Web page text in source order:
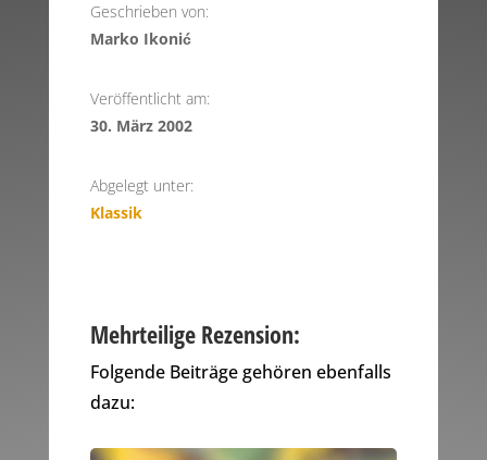
Geschrieben von:
Marko Ikonić
Veröffentlicht am:
30. März 2002
Abgelegt unter:
Klassik
Mehrteilige Rezension:
Folgende Beiträge gehören ebenfalls
dazu: